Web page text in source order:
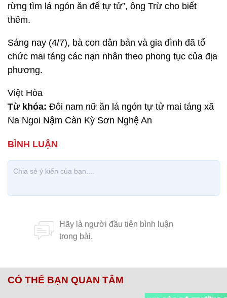
rừng tìm lá ngón ăn để tự tử”, ông Trừ cho biết
thêm.
Sáng nay (4/7), bà con dân bản và gia đình đã tổ
chức mai táng các nạn nhân theo phong tục của địa
phương.
Việt Hòa
Từ khóa: Đôi nam nữ ăn lá ngón tự tử mai táng xã
Na Ngoi Nậm Càn Kỳ Sơn Nghệ An
CÓ THỂ BẠN QUAN TÂM